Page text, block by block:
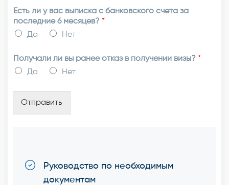
Есть ли у вас выписка с банковского счета за
последние 6 месяцев? *
Да
Нет
Получали ли вы ранее отказ в получении визы? *
Да
Нет
Отправить
Руководство по необходимым
документам